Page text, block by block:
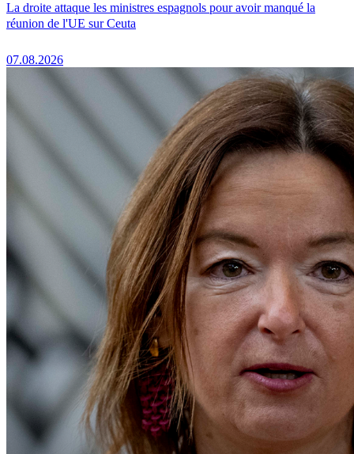
La droite attaque les ministres espagnols pour avoir manqué la
réunion de l'UE sur Ceuta
07.08.2026